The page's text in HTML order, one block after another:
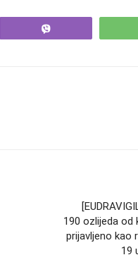
190 ozlijeda od
prijavljeno kao
19